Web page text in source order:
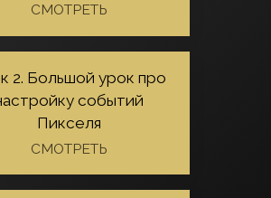
СМОТРЕТЬ
2. Большой урок про
событий
Пикселя
СМОТРЕТЬ